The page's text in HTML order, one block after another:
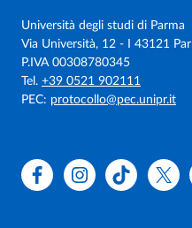
Università degli studi di Parma
Via Università, 12 - I 43121
P.IVA 00308780345
Tel. +39 0521 902111
PEC: protocollo@pec.unipr.it
FacebookInstagramTikTok X